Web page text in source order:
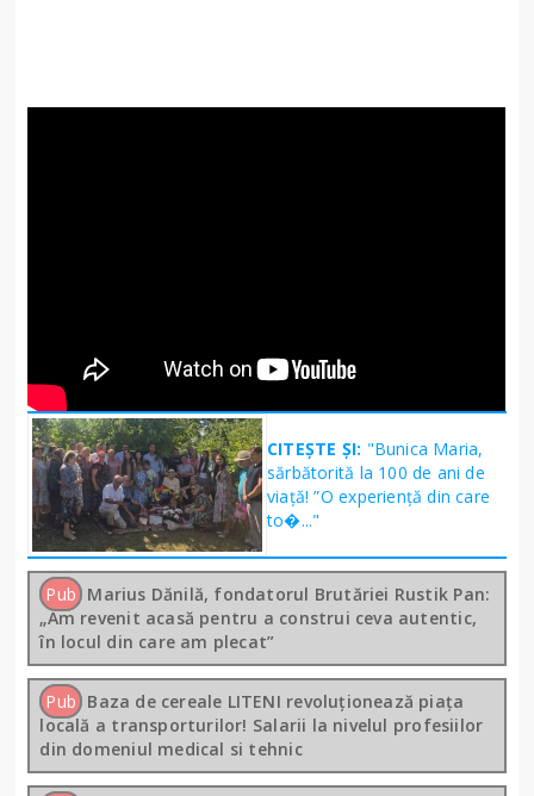
CITEȘTE ȘI: "Bunica Maria,
sărbătorită la 100 de ani de
viață! ”O experiență din care
to�..."
Pub Marius Dănilă, fondatorul Brutăriei Rustik Pan:
„Am revenit acasă pentru a construi ceva autentic,
în locul din care am plecat”
Pub Baza de cereale LITENI revoluționează piața
locală a transporturilor! Salarii la nivelul profesiilor
din domeniul medical si tehnic